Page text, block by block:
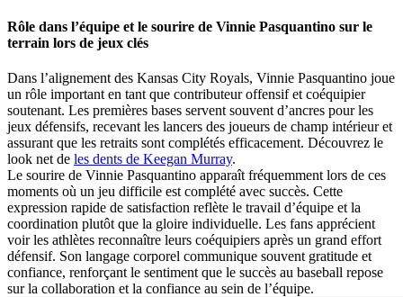
Rôle dans l’équipe et le sourire de Vinnie Pasquantino sur le
terrain lors de jeux clés
Dans l’alignement des Kansas City Royals, Vinnie Pasquantino joue
un rôle important en tant que contributeur offensif et coéquipier
soutenant. Les premières bases servent souvent d’ancres pour les
jeux défensifs, recevant les lancers des joueurs de champ intérieur et
assurant que les retraits sont complétés efficacement. Découvrez le
look net de les dents de Keegan Murray.
Le sourire de Vinnie Pasquantino apparaît fréquemment lors de ces
moments où un jeu difficile est complété avec succès. Cette
expression rapide de satisfaction reflète le travail d’équipe et la
coordination plutôt que la gloire individuelle. Les fans apprécient
voir les athlètes reconnaître leurs coéquipiers après un grand effort
défensif. Son langage corporel communique souvent gratitude et
confiance, renforçant le sentiment que le succès au baseball repose
sur la collaboration et la confiance au sein de l’équipe.